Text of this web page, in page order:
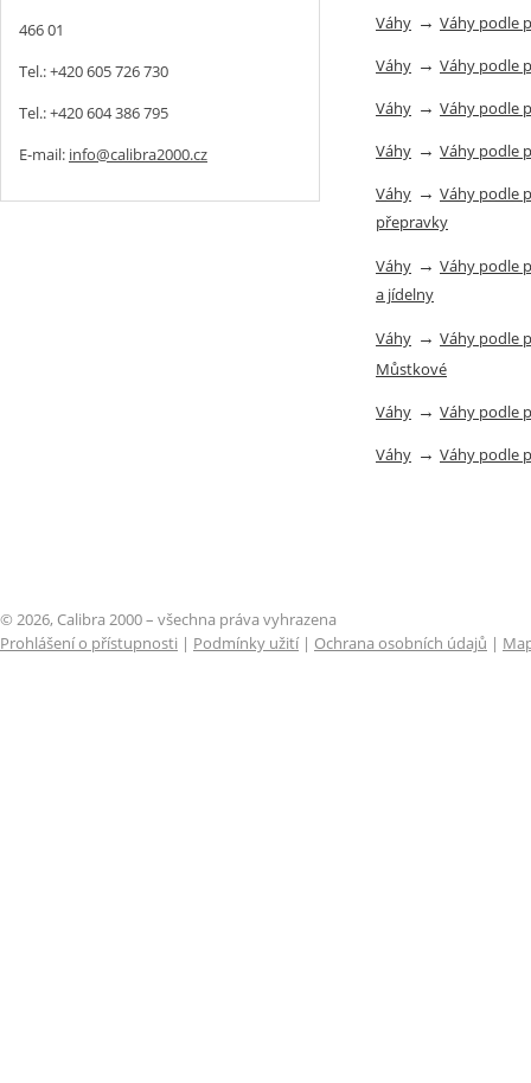
Váhy → Váhy podle
Váhy → Váhy podle
Váhy → Váhy podle
Váhy → Váhy podle
Váhy → Váhy podle
přepravky
Váhy → Váhy podle
a jídelny
Váhy → Váhy podle
Můstkové
Váhy → Váhy podle
Váhy → Váhy podle
466 01
Tel.: +420 605 726 730
Tel.: +420 604 386 795
E-mail: info@calibra2000.cz
© 2026, Calibra 2000 – všechna práva vyhrazena
Prohlášení o přístupnosti | Podmínky užití| Ochrana osobních údajů |